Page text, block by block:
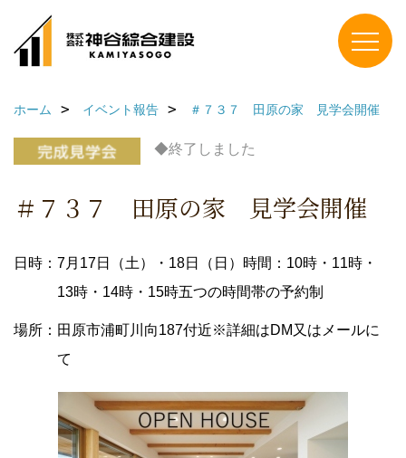
ホーム イベント報告 ＃７３７ 田原の家 見学会開催
◆終了しました
＃７３７ 田原の家 見学会開催
日時：7月17日（土）・18日（日）時間：10時・11時・
13時・14時・15時五つの時間帯の予約制
場所：田原市浦町川向187付近※詳細はDM又はメールに
て